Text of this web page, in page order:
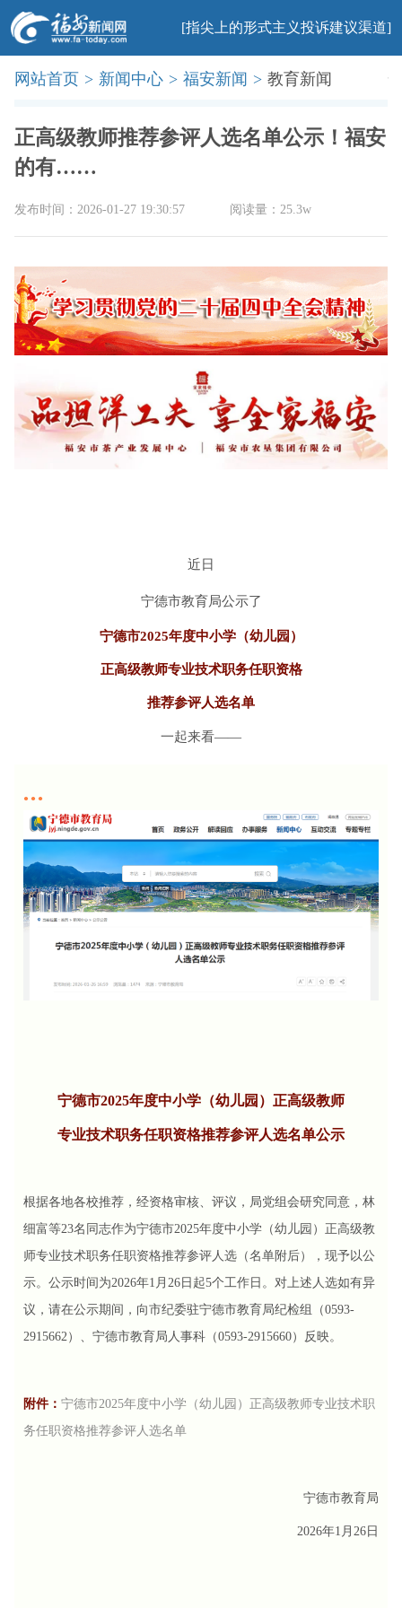
[指尖上的形式主义投诉建议渠道]
首页 新闻 社会 民生 法治 产业
教育
网站首页 > 新闻中心 > 福安新闻 > 教育新闻
正高级教师推荐参评人选名单公示！福安
的有……
阅读量：25.3w
发布时间：2026-01-27 19:30:57
近日
宁德市教育局公示了
宁德市2025年度中小学（幼儿园）
正高级教师专业技术职务任职资格
推荐参评人选名单
一起来看——
●●●
宁德市2025年度中小学（幼儿园）正高级教师
专业技术职务任职资格推荐参评人选名单公示
根据各地各校推荐，经资格审核、评议，局党组会研究同意，林
细富等23名同志作为宁德市2025年度中小学（幼儿园）正高级教
师专业技术职务任职资格推荐参评人选（名单附后），现予以公
示。公示时间为2026年1月26日起5个工作日。对上述人选如有异
议，请在公示期间，向市纪委驻宁德市教育局纪检组（0593-
2915662）、宁德市教育局人事科（0593-2915660）反映。
附件： 宁德市2025年度中小学（幼儿园）正高级教师专业技术职
务任职资格推荐参评人选名单
宁德市教育局
2026年1月26日